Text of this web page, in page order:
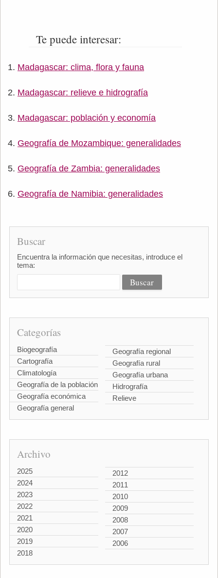
Te puede interesar:
Madagascar: clima, flora y fauna
Madagascar: relieve e hidrografía
Madagascar: población y economía
Geografía de Mozambique: generalidades
Geografía de Zambia: generalidades
Geografía de Namibia: generalidades
Buscar
Encuentra la información que necesitas, introduce el
tema:
Categorías
Biogeografía
Cartografía
Climatología
Geografía de la población
Geografía económica
Geografía general
Geografía regional
Geografía rural
Geografía urbana
Hidrografía
Relieve
Archivo
2025
2024
2023
2022
2021
2020
2019
2018
2012
2011
2010
2009
2008
2007
2006